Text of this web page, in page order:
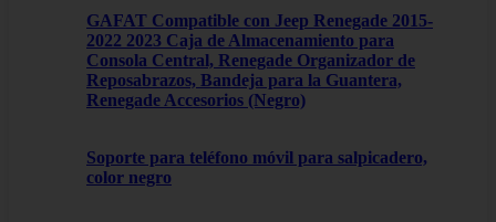
GAFAT Compatible con Jeep Renegade 2015-
2022 2023 Caja de Almacenamiento para
Consola Central, Renegade Organizador de
Reposabrazos, Bandeja para la Guantera,
Renegade Accesorios (Negro)
Soporte para teléfono móvil para salpicadero,
color negro